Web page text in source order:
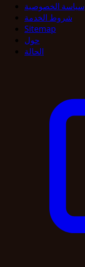
سياسة الخصوصية
شروط الخدمة
Sitemap
حول
الحالة